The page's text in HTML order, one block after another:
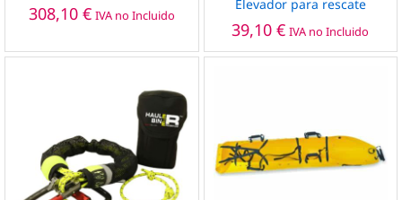
308,10 € IVA no Incluido
Elevador para rescate
39,10€ IVA no Incluido